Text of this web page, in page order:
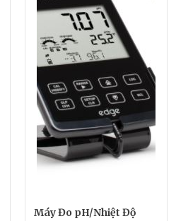
Máy Đo pH/Nhiệt Độ